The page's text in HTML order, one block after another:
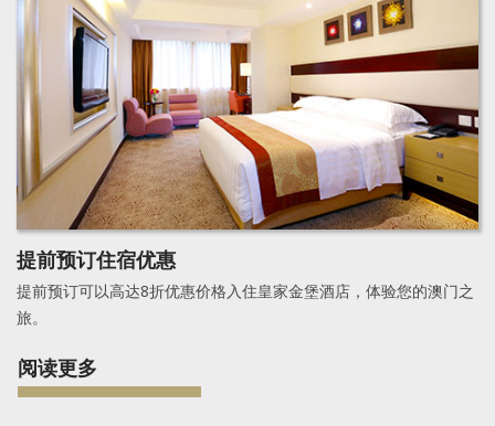
提前预订住宿优惠
提前预订可以高达8折优惠价格入住皇家金堡酒店，体验您的澳门之
旅。
阅读更多